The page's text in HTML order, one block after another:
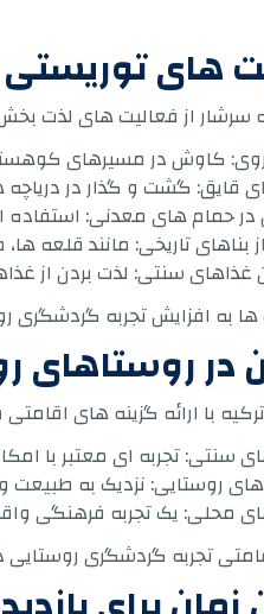
های
سرشار از فعالیت های لذت
روی: کاوش در مسیرهای
قایق: گشت و گذار در
در حمام های معدنی: استفاده
از بناهای تاریخی: مانند قلعه
سنتی: لذت بردن از
ها به افزایش تجربه
در روستاهای
با ارائه گزینه های
سنتی: تجربه ای معتبر با
روستایی: نزدیک به طبیعت
محلی: یک تجربه فرهنگی
تجربه گردشگری روستایی